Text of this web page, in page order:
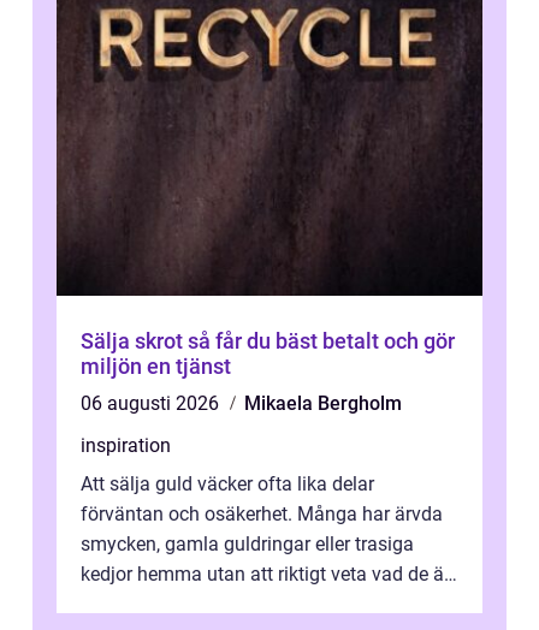
Sälja skrot så får du bäst betalt och gör
miljön en tjänst
06 augusti 2026
Mikaela Bergholm
inspiration
Att sälja guld väcker ofta lika delar
förväntan och osäkerhet. Många har ärvda
smycken, gamla guldringar eller trasiga
kedjor hemma utan att riktigt veta vad de är